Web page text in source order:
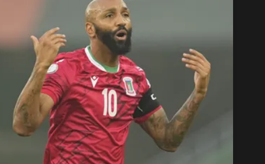
Classement
Paris sportifs